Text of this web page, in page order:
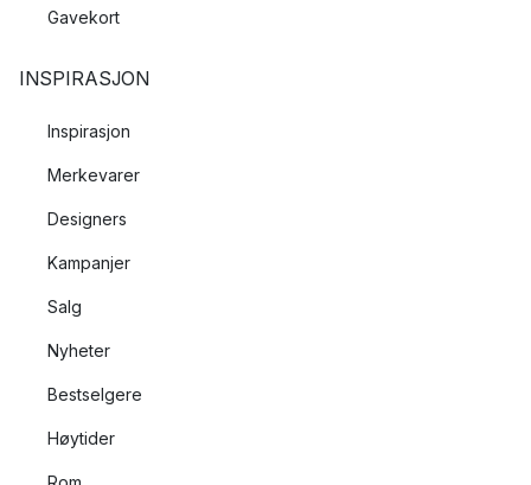
Gavekort
INSPIRASJON
Inspirasjon
Merkevarer
Designers
Kampanjer
Salg
Nyheter
Bestselgere
Høytider